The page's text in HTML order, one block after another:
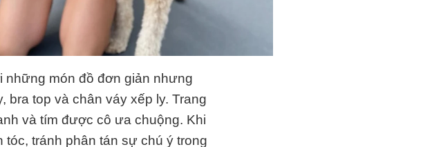
những món đồ đơn giản nhưng
top và chân váy xếp ly. Trang
và tím được cô ưa chuộng. Khi
tránh phân tán sự chú ý trong